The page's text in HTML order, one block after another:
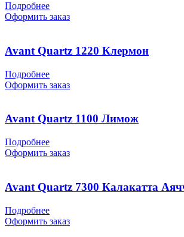
Подробнее
Оформить заказ
Avant Quartz 1220 Клермон
Подробнее
Оформить заказ
Avant Quartz 1100 Лимож
Подробнее
Оформить заказ
Avant Quartz 7300 Калакатта
Подробнее
Оформить заказ